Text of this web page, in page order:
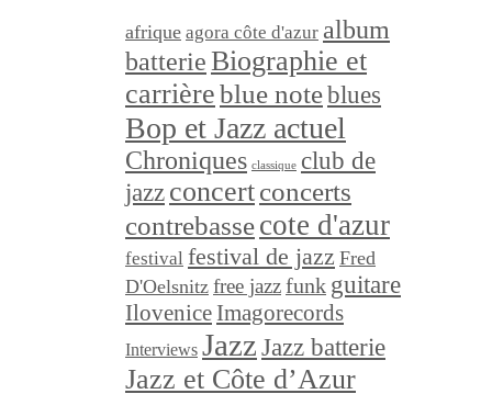
afrique agora côte d'azur album
batterieBiographie et
carrièreblue noteblues
Bop et Jazz actuel
Chroniques classique club de
jazz concertconcerts
contrebassecote d'azur
festival festival de jazz Fred
D'Oelsnitz free jazzfunk guitare
Ilovenice Imagorecords
Interviews Jazz Jazz batterie
Jazz et Côte d’Azur